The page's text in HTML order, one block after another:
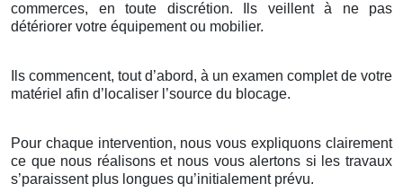
commerces, en toute discrétion. Ils veillent à ne pas
détériorer votre équipement ou mobilier.
Ils commencent, tout d’abord, à un examen complet de votre
matériel afin d’localiser l’source du blocage.
Pour chaque intervention, nous vous expliquons clairement
ce que nous réalisons et nous vous alertons si les travaux
s’paraissent plus longues qu’initialement prévu.